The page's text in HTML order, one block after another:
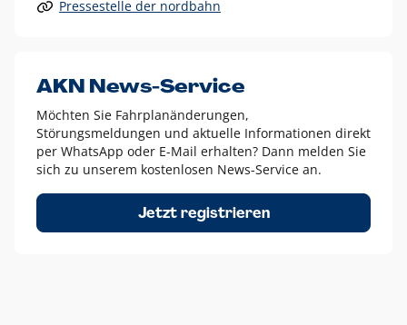
Alle anderen Logo-Varianten dürfen nur in Ausnahmefällen
Diese Ausnahmen sind zum Beispiel:
dem AKN Blau,
weißes Logo auf Fotohintergründen,
schwarzes Logo für reine Schwarz-Weiß-Umsetzungen
Um das Logo herum muss ein Schutzraum von jeweils einer
Höhe bzw. Breite des N aus AKN in alle Richtungen
Pressestelle der nordbahn
AKN News-Service
Möchten Sie Fahrplanänderungen,
Störungsmeldungen und aktuelle Informationen direkt
per WhatsApp oder E-Mail erhalten? Dann melden Sie
sich zu unserem kostenlosen News-Service an.
Jetzt registrieren